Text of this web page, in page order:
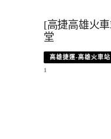
[高捷高雄火
堂
高雄捷運-高雄火車站
1